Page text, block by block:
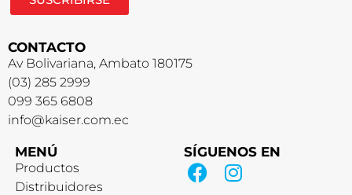
CONTACTO
Av Bolivariana, Ambato 180175
(03) 285 2999
099 365 6808
info@kaiser.com.ec
MENÚ
Productos
Distribuidores
SÍGUENOS EN